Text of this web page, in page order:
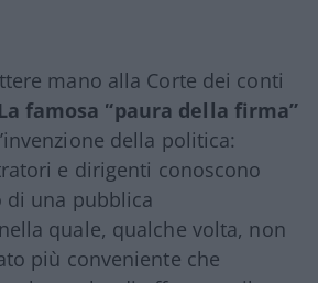
mano alla Corte dei conti
La famosa “paura della firma”
della politica:
e dirigenti conoscono
di una pubblica
quale, qualche volta, non
più conveniente che